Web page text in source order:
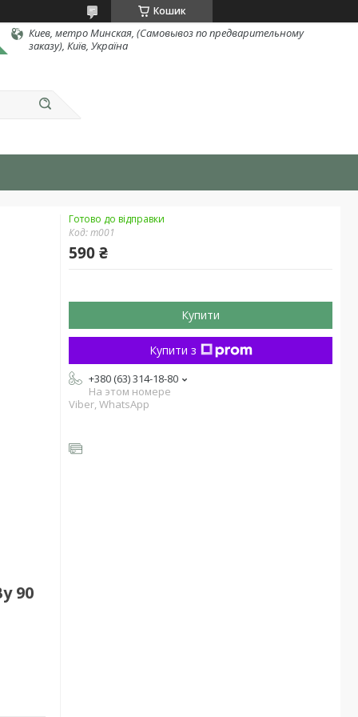
Кошик
Киев, метро Минская, (Самовывоз по предварительному
заказу), Київ, Україна
90
Готово до відправки
Код:т001
590 ₴
Купити
Купити з
+380 (63) 314-18-80
На этом номере
Viber, WhatsApp